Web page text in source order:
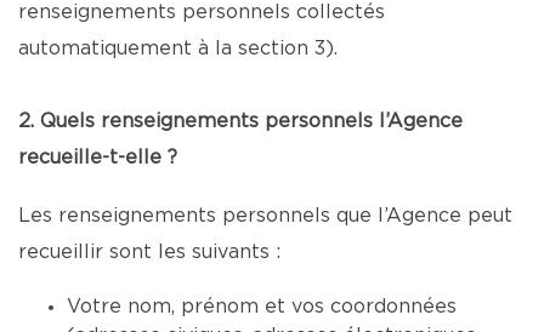
renseignements personnels collectés
automatiquement à la section 3).
2. Quels renseignements personnels l’Agence
recueille-t-elle ?
Les renseignements personnels que l’Agence peut
recueillir sont les suivants :
Votre nom, prénom et vos coordonnées